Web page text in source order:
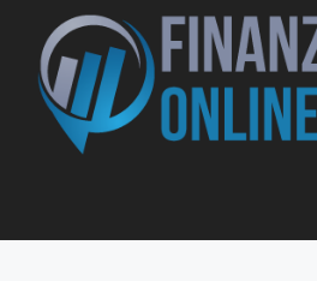
Inhalt
springen